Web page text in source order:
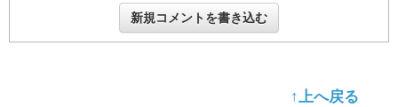
新規コメントを書き込む
↑上へ戻る